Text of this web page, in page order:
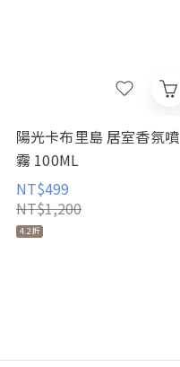
陽光卡布里島 居室香氛噴
霧 100ML
NT$499
NT$1,200
4.2折